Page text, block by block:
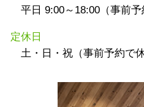
平日 9:00～18:00（事前予
定休日
土・日・祝（事前予約で